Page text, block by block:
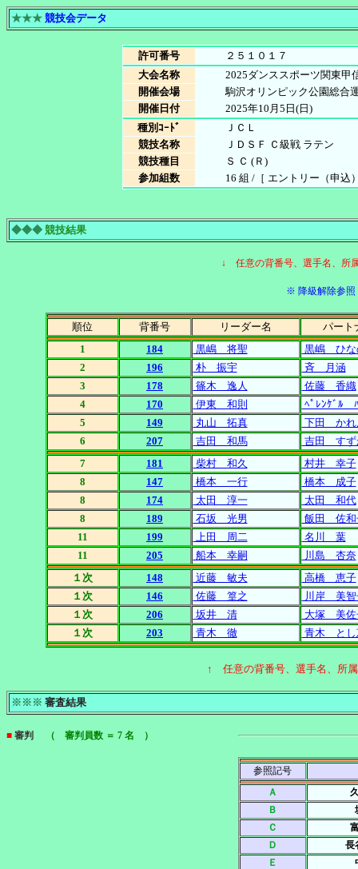
★★★ 競技会データ
許可番号
２５１０１７
大会名称
2025ダンススポーツ関東甲
開催会場
駒沢オリンピック公園総合
開催日付
2025年10月5日(日)
種別ｺｰﾄﾞ
ＪＣＬ
競技名称
ＪＤＳＦ Ｃ級戦 ラテン
競技種目
Ｓ Ｃ (Ｒ)
参加組数
16 組 /［ エントリー（申
◆◆◆ 競技結果
↓ 任意の背番号、選手名、所
※ 降級解除参照
順位 背番号 リーダー名
パート
1
184 黒嶋 将聖
黒嶋 ひな
2
196 朴 振宇
斉 月涵
3
178 篠木 逸人
佐藤 香織
4
170 伊東 和則
ﾍﾟﾚﾝｹﾞﾙ
5
149 丸山 拓真
下田 かれ
6
207 吉田 和馬
吉田 すず
7
181 柴村 和久
村井 幸子
8
147 橋本 一行
橋本 成子
8
174 太田 淳一
太田 和代
8
189 石坂 光男
飯田 佐和
11
199 上田 周二
名川 葉
11
205 船本 幸嗣
川島 杏奈
１次
148 近藤 敏夫
高橋 恵子
１次
146 佐藤 篁之
川岸 美智
１次
206 坂井 清
大塚 美佐
１次
203 青木 徹 青木 とし
↑ 任意の背番号、選手名、所
※※※ 審査結果
■ 審判 （ 審判員数 ＝ 7 名 ）
参照記号
Ａ
Ｂ
Ｃ
Ｄ
長
Ｅ